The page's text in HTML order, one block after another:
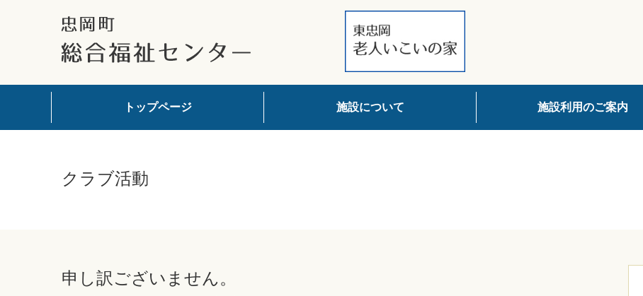
トップページ 施設について 施設利用のご案内
クラブ活動
申し訳ございません。